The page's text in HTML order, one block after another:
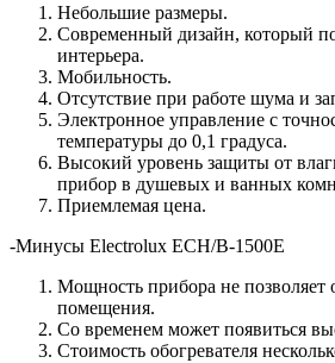
Небольшие размеры.
Современный дизайн, который
интерьера.
Мобильность.
Отсутствие при работе шума и
Электронное управление с
температуры до 0,1 градуса.
Высокий уровень защиты от
прибор в душевых и ванных
Приемлемая цена.
-Минусы Electrolux ECH/B-1500E
Мощность прибора не позволяет
помещения.
Со временем может появиться
Стоимость обогревателя